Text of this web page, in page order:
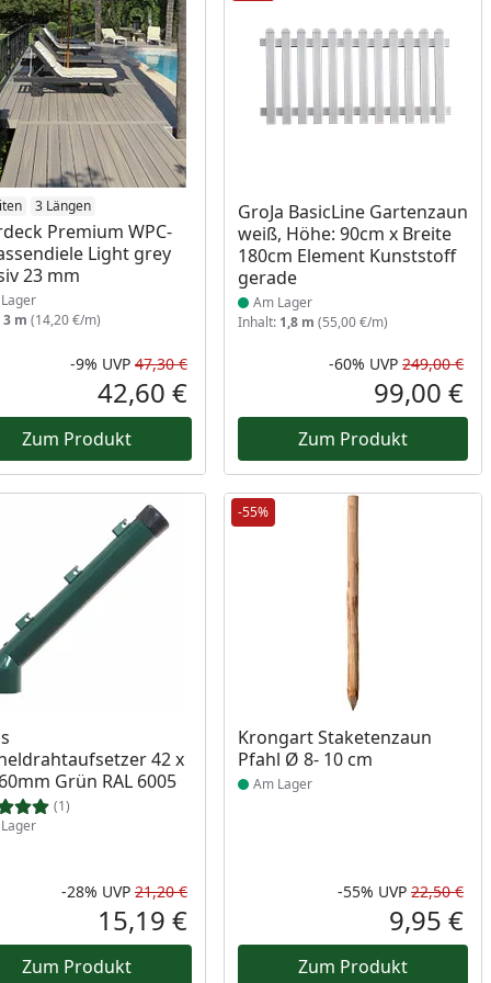
Preis
3 Längen
Premium WPC-
Light grey
23 mm
am Lager
3 m (14,20 €/m)
Rabatt in Prozent
-9%
Ursprünglicher Preis
UVP 47,30 €
Aktueller Preis
42,60 €
Zum Produkt
GroJa BasicLine Gartenzaun
weiß, Höhe: 90cm x Breite
180cm Element Kunststoff
gerade
Produkt am Lager
Am Lager
Inhalt: 1,8 m (55,00 €/m)
-60% UVP 249,00 €
99,00 €
Zum Produkt
Preis
42 x
Grün RAL 6005
(1)
am Lager
Rabatt in Prozent
-28%
Ursprünglicher Preis
UVP 21,20 €
Aktueller Preis
15,19 €
Zum Produkt
-55%
Krongart Staketenzaun
Pfahl Ø 8- 10 cm
Produkt am Lager
Am Lager
-55% UVP 22,50 €
9,95 €
Zum Produkt